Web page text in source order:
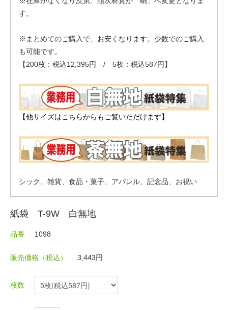
す。
※まとめてのご購入で、お安くなります。少数でのご購入
も可能です。
【200枚：税込12,395円 / 5枚：税込587円】
【他サイズはこちらからもご覧いただけます】
シック、雑貨、食品・菓子、アパレル、記念品、お祝い
紙袋 T-9W 白無地
品番 1098
販売価格（税込） 3,443円
枚数